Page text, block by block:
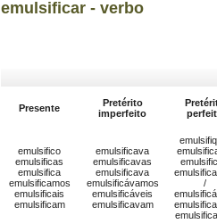
emulsificar - verbo
Presente
Pretérito
imperfeito
emulsifico
emulsificas
emulsifica
emulsificamos
emulsificais
emulsificam
emulsificava
emulsificavas
emulsificava
emulsificávamos
emulsificáveis
emulsificavam
/